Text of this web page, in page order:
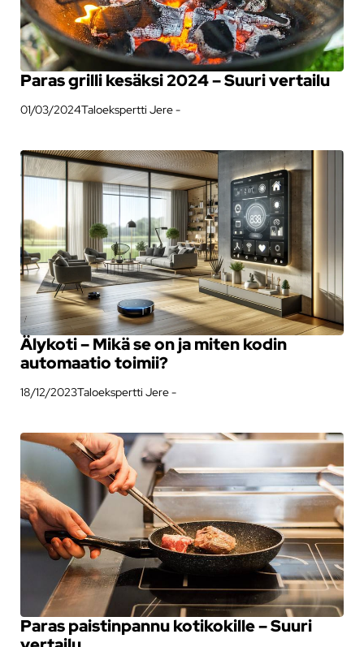
Paras grilli kesäksi 2024 – Suuri vertailu
01/03/2024Taloekspertti Jere -
Älykoti – Mikä se on ja miten kodin
automaatio toimii?
18/12/2023Taloekspertti Jere -
Paras paistinpannu kotikokille – Suuri